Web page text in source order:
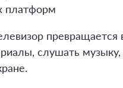
платформ
превращается
слушать музыку,